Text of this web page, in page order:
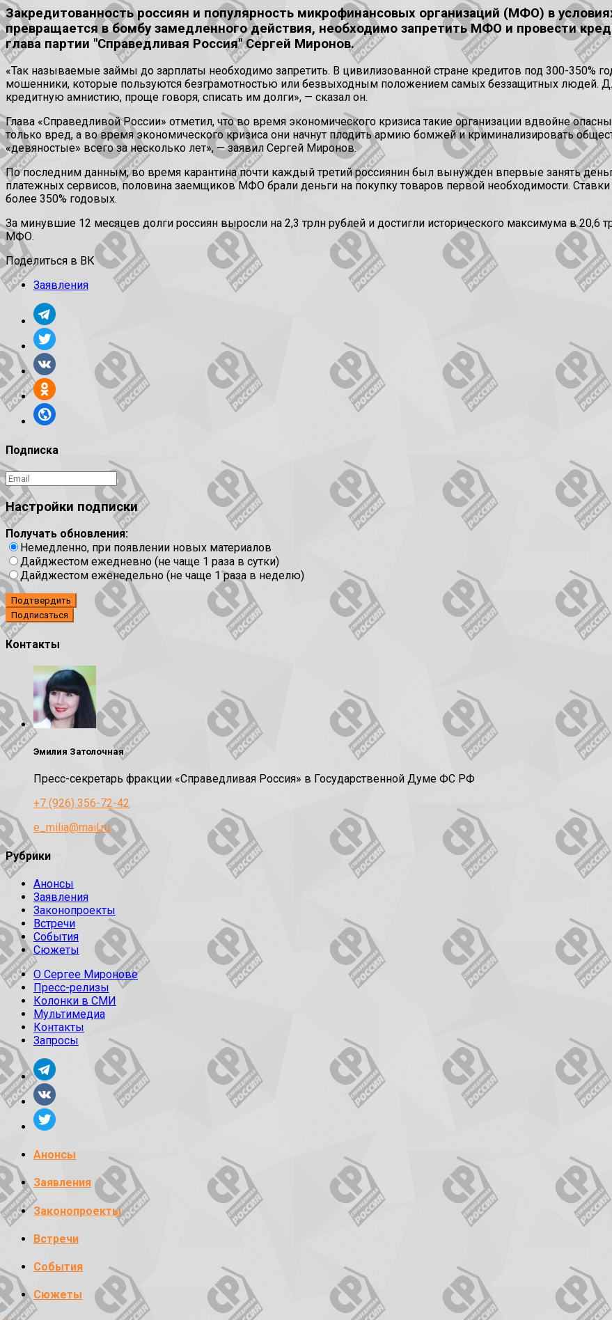
Закредитованность россиян и популярность микрофинансовых организаций (МФО) в
превращается в бомбу замедленного действия, необходимо запретить МФО и провести
глава партии "Справедливая Россия" Сергей Миронов.
«Так называемые займы до зарплаты необходимо запретить. В цивилизованной стране кредитов под 300-350%
мошенники, которые пользуются безграмотностью или безвыходным положением самых беззащитных людей.
кредитную амнистию, проще говоря, списать им долги», — сказал он.
Глава «Справедливой России» отметил, что во время экономического кризиса такие организации вдвойне
только вред, а во время экономического кризиса они начнут плодить армию бомжей и криминализировать
«девяностые» всего за несколько лет», — заявил Сергей Миронов.
По последним данным, во время карантина почти каждый третий россиянин был вынужден впервые занять
платежных сервисов, половина заемщиков МФО брали деньги на покупку товаров первой необходимости.
более 350% годовых.
За минувшие 12 месяцев долги россиян выросли на 2,3 трлн рублей и достигли исторического максимума в 20,6
МФО.
Поделиться в ВК
Заявления
Подписка
Настройки подписки
Получать обновления:
Немедленно, при появлении новых материалов
Дайджестом ежедневно (не чаще 1 раза в сутки)
Дайджестом еженедельно (не чаще 1 раза в неделю)
Подтвердить
Контакты
Эмилия Затолочная
Пресс-секретарь фракции «Справедливая Россия» в Государственной Думе ФС РФ
+7 (926) 356-72-42
e_milia@mail.ru
Рубрики
Анонсы
Заявления
Законопроекты
Встречи
События
Сюжеты
О Сергее Миронове
Пресс-релизы
Колонки в СМИ
Мультимедиа
Контакты
Запросы
Анонсы
Заявления
Законопроекты
Встречи
События
Сюжеты